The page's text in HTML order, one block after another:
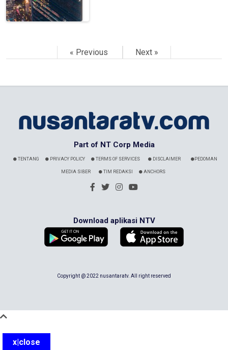
« Previous Next »
Part of NT Corp Media
TENTANG PRIVACY POLICY TERMS OF SERVICES DISCLAIMER PEDOMAN
MEDIA SIBER TIM REDAKSI ANCHORS
Download aplikasi NTV
Copyright @ 2022 nusantaratv. All right reserved
x|close